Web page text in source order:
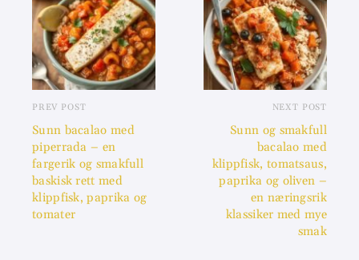
PREV POST
Sunn bacalao med
piperrada – en
fargerik og smakfull
baskisk rett med
klippfisk, paprika og
tomater
NEXT POST
Sunn og smakfull
bacalao med
klippfisk, tomatsaus,
paprika og oliven –
en næringsrik
klassiker med mye
smak